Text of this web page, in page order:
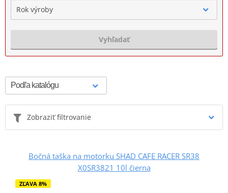
Rok výroby
Vyhľadať
Zobraziť filtrovanie
Bočná taška na motorku SHAD CAFE RACER SR38
X0SR3821 10l čierna
ZĽAVA 8%